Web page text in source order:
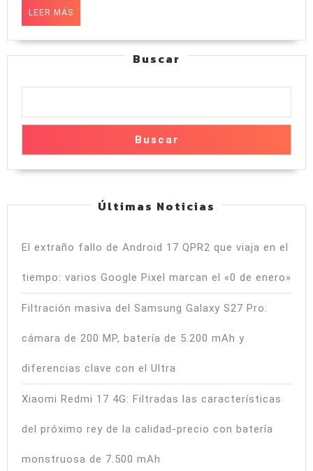
2026,
diferencias,
cámara,
potencia
y
batería
LEER MÁS
MÁS
Buscar
Buscar
Últimas Noticias
El extraño fallo de Android 17 QPR2 que viaja en el
tiempo: varios Google Pixel marcan el «0 de enero»
Filtración masiva del Samsung Galaxy S27 Pro:
cámara de 200 MP, batería de 5.200 mAh y
diferencias clave con el Ultra
Xiaomi Redmi 17 4G: Filtradas las características
del próximo rey de la calidad-precio con batería
monstruosa de 7.500 mAh